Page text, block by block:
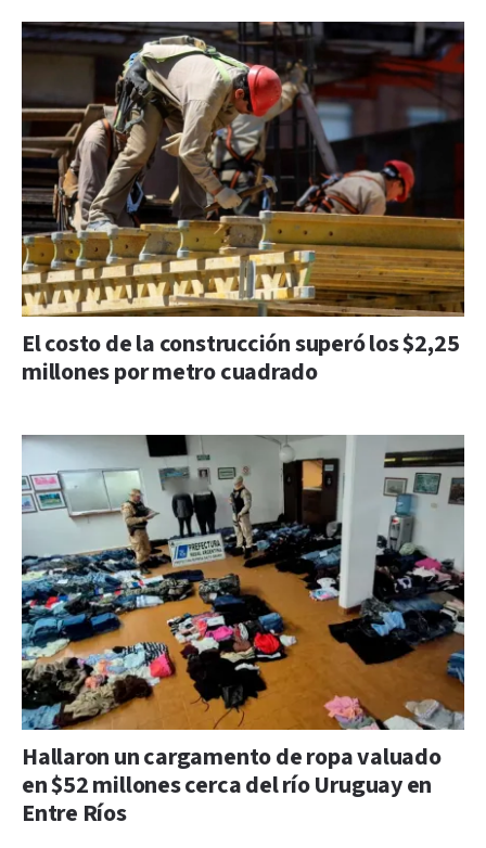
El costo de la construcción superó los $2,25
millones por metro cuadrado
Hallaron un cargamento de ropa valuado
en $52 millones cerca del río Uruguay en
Entre Ríos